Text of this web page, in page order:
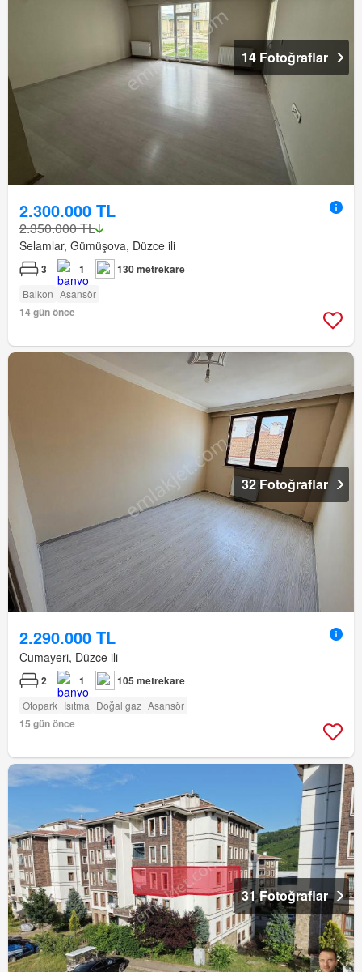
14 Fotoğraflar
2.300.000 TL
2.350.000 TL
Selamlar, Gümüşova, Düzce ili
3 1 130 metrekare
Balkon Asansör
14 gün önce
32 Fotoğraflar
2.290.000 TL
Cumayeri, Düzce ili
2 1 105 metrekare
Otopark Isıtma Doğal gaz Asansör
15 gün önce
31 Fotoğraflar